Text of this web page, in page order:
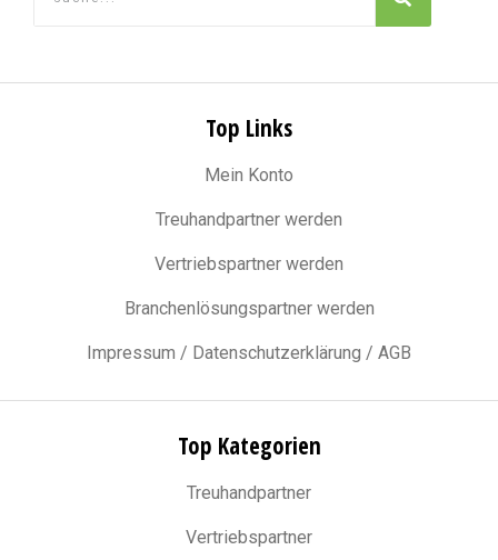
Top Links
Mein Konto
Treuhandpartner werden
Vertriebspartner werden
Branchenlösungspartner werden
Impressum / Datenschutzerklärung / AGB
Top Kategorien
Treuhandpartner
Vertriebspartner